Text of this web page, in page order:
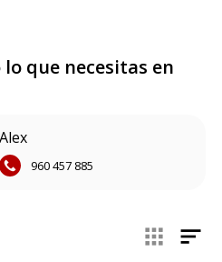
que necesitas en
o almohadillas para cascos
lugar, por la comodidad que
para concentrar el sonido
Alex
960 457 885